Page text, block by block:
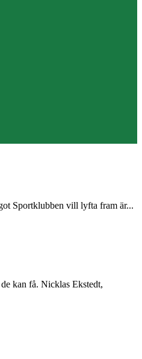
Sportklubben vill lyfta fram är...
kan få. Nicklas Ekstedt,